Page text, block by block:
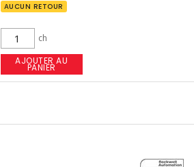
AUCUN RETOUR
ch
AJOUTER AU
PANIER